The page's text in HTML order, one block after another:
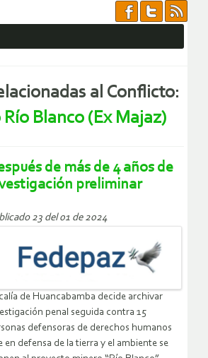
al Conflicto:
Blanco (Ex Majaz)
de más de 4 años de
preliminar
23 del 01 de 2024
de Huancabamba decide archivar
penal seguida contra 15
defensoras de derechos humanos
en defensa de la tierra y el ambiente se